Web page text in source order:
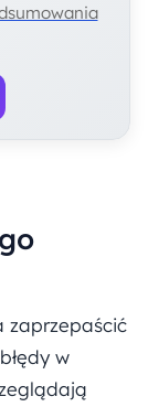
zaprzepaścić
w